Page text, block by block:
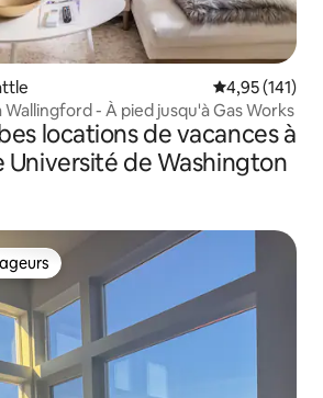
Évaluation
4,95 (141)
- À pied jusqu'à Gas Works
locations de vacances à
de Washington